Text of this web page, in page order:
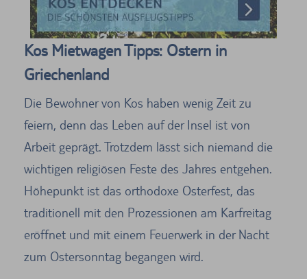
Kos Mietwagen Tipps: Ostern in
Griechenland
Die Bewohner von Kos haben wenig Zeit zu
feiern, denn das Leben auf der Insel ist von
Arbeit geprägt. Trotzdem lässt sich niemand die
wichtigen religiösen Feste des Jahres entgehen.
Höhepunkt ist das orthodoxe Osterfest, das
traditionell mit den Prozessionen am Karfreitag
eröffnet und mit einem Feuerwerk in der Nacht
zum Ostersonntag begangen wird.